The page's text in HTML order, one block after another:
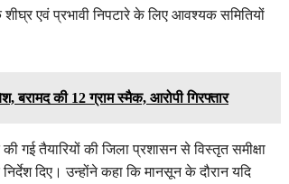
एवं प्रभावी निपटारे के लिए आवश्यक समितियों
बरामद की 12 ग्राम स्मैक, आरोपी गिरफ्तार
गई तैयारियों की जिला प्रशासन से विस्तृत समीक्षा
दिए। उन्होंने कहा कि मानसून के दौरान यदि